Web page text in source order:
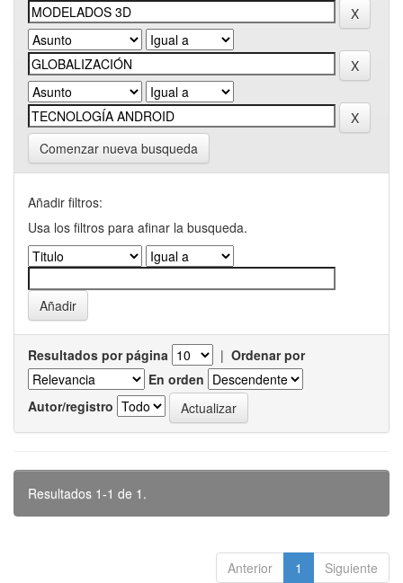
Comenzar nueva busqueda
Añadir filtros:
Usa los filtros para afinar la busqueda.
Resultados por página | Ordenar por
En orden
Autor/registro
Resultados 1-1 de 1.
Anterior 1 Siguiente